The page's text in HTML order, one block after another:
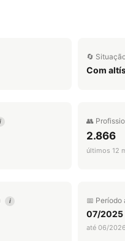
🔄
Com
i 👥
2.866
últimos 12
i 📅 Período
07/2025
até 06/2026